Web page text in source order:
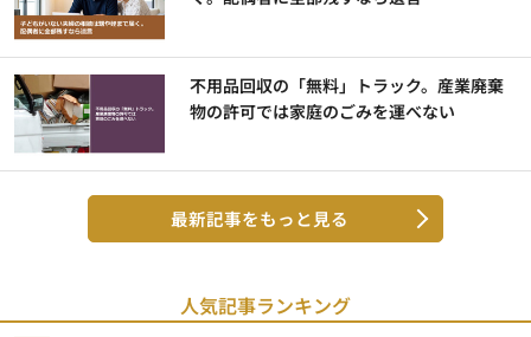
不用品回収の「無料」トラック。産業廃棄
物の許可では家庭のごみを運べない
最新記事をもっと見る
人気記事ランキング